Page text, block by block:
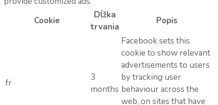
Cookie
Dĺžka
trvania
Popis
fr
3
months
Facebook sets this
cookie to show relevant
advertisements to users
by tracking user
behaviour across the
web, on sites that have